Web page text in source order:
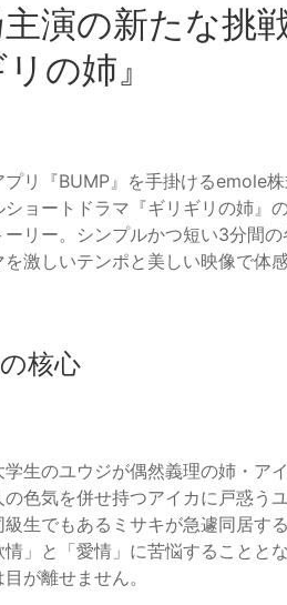
演の新たな挑
の姉』
プリ『BUMP』を手掛けるemole
ショートドラマ『ギリギリの姉』
リー。シンプルかつ短い3分間
激しいテンポと美しい映像で体感
核心
生のユウジが偶然義理の姉・ア
色気を併せ持つアイカに戸惑う
生でもあるミサキが急遽同居す
」と「愛情」に苦悩することと
が離せません。